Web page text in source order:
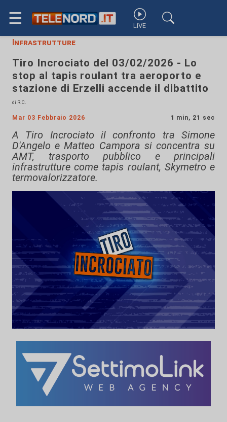
☰ LIVE
Infrastrutture
Tiro Incrociato del 03/02/2026 - Lo
stop al tapis roulant tra aeroporto e
stazione di Erzelli accende il dibattito
di R.C.
Mar 03 Febbraio 2026 1 min, 21 sec
A Tiro Incrociato il confronto tra Simone
D'Angelo e Matteo Campora si concentra su
AMT, trasporto pubblico e principali
infrastrutture come tapis roulant, Skymetro e
termovalorizzatore.